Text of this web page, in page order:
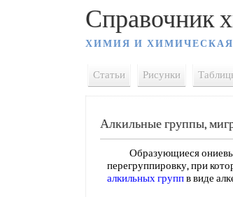
Справочник
ХИМИЯ И
Статьи Рисунки
Алкильные группы,
Образующиеся ониевые
перегруппировку, при
алкильных группв виде